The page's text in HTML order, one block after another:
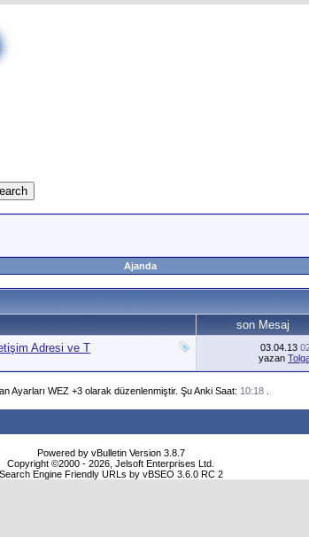
Ajanda
son Mesaj
Adresi ve T
03.04.13
yazan
Ayarları WEZ +3 olarak düzenlenmiştir. Şu Anki Saat: 10:18
Powered by vBulletin Version 3.8.7
Copyright ©2000 - 2026, Jelsoft Enterprises Ltd.
Search Engine Friendly URLs by vBSEO 3.6.0 RC 2